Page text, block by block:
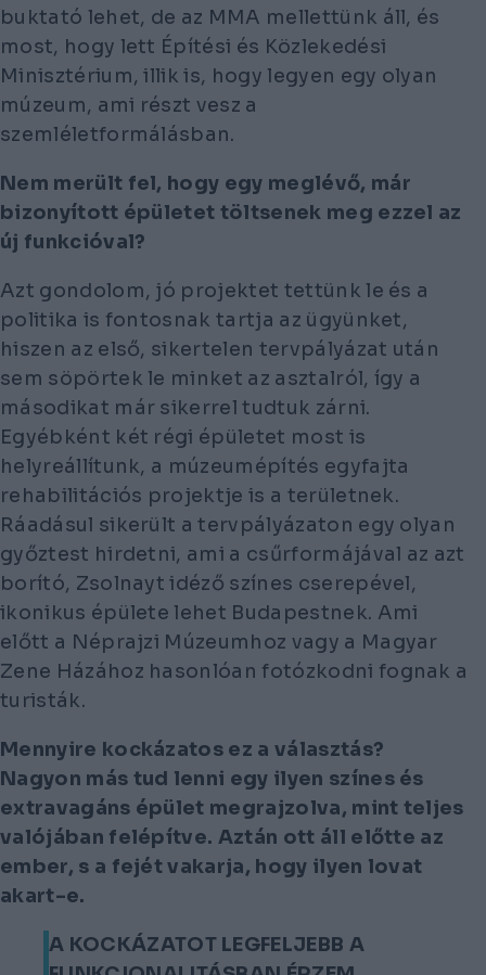
buktató lehet, de az MMA mellettünk áll, és
most, hogy lett Építési és Közlekedési
Minisztérium, illik is, hogy legyen egy olyan
múzeum, ami részt vesz a
szemléletformálásban.
Nem merült fel, hogy egy meglévő, már
bizonyított épületet töltsenek meg ezzel az
új funkcióval?
Azt gondolom, jó projektet tettünk le és a
politika is fontosnak tartja az ügyünket,
hiszen az első, sikertelen tervpályázat után
sem söpörtek le minket az asztalról, így a
másodikat már sikerrel tudtuk zárni.
Egyébként két régi épületet most is
helyreállítunk, a múzeumépítés egyfajta
rehabilitációs projektje is a területnek.
Ráadásul sikerült a tervpályázaton egy olyan
győztest hirdetni, ami a csűrformájával az azt
borító, Zsolnayt idéző színes cserepével,
ikonikus épülete lehet Budapestnek. Ami
előtt a Néprajzi Múzeumhoz vagy a Magyar
Zene Házához hasonlóan fotózkodni fognak a
turisták.
Mennyire kockázatos ez a választás?
Nagyon más tud lenni egy ilyen színes és
extravagáns épület megrajzolva, mint teljes
valójában felépítve. Aztán ott áll előtte az
ember, s a fejét vakarja, hogy ilyen lovat
akart-e.
A KOCKÁZATOT LEGFELJEBB A